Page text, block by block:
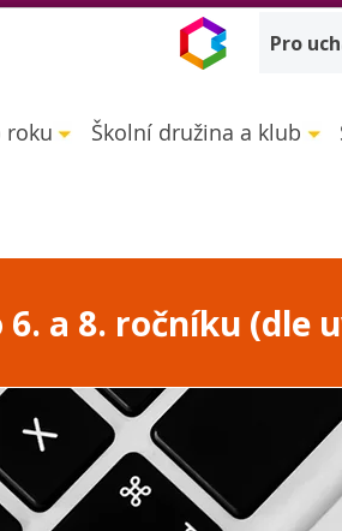
Pro
roku Školní družina a klub
a 8. ročníku (dle